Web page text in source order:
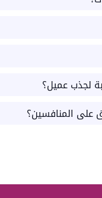
لجذب عميل؟
على المنافسين؟